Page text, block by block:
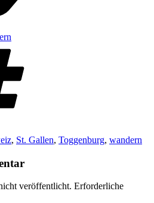
, St. Gallen, Toggenburg, wandern
veröffentlicht. Erforderliche